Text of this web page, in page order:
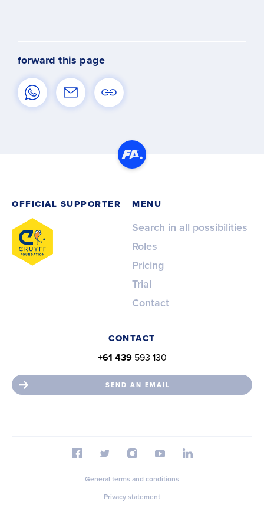
forward this page
OFFICIAL SUPPORTER MENU
Search in all possibilities
Roles
Pricing
Trial
Contact
CONTACT
+61 439593 130
SEND AN EMAIL
General terms and conditions
Privacy statement